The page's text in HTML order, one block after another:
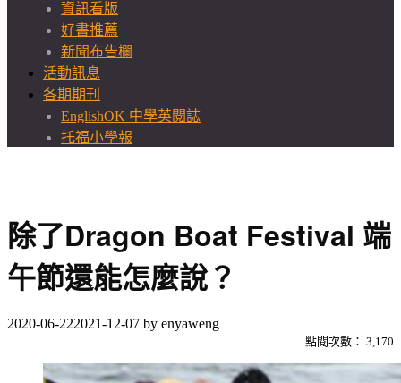
資訊看版
好書推薦
新聞布告欄
活動訊息
各期期刊
EnglishOK 中學英閱誌
托福小學報
除了Dragon Boat Festival 端
午節還能怎麼說？
2020-06-222021-12-07 by enyaweng
點閱次數： 3,170